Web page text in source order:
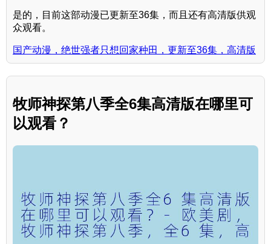
是的，目前这部动漫已更新至36集，而且还有高清版供观
众观看。
国产动漫，绝世强者只想回家种田，更新至36集，高清版
牧师神探第八季全6集高清版在哪里可
以观看？